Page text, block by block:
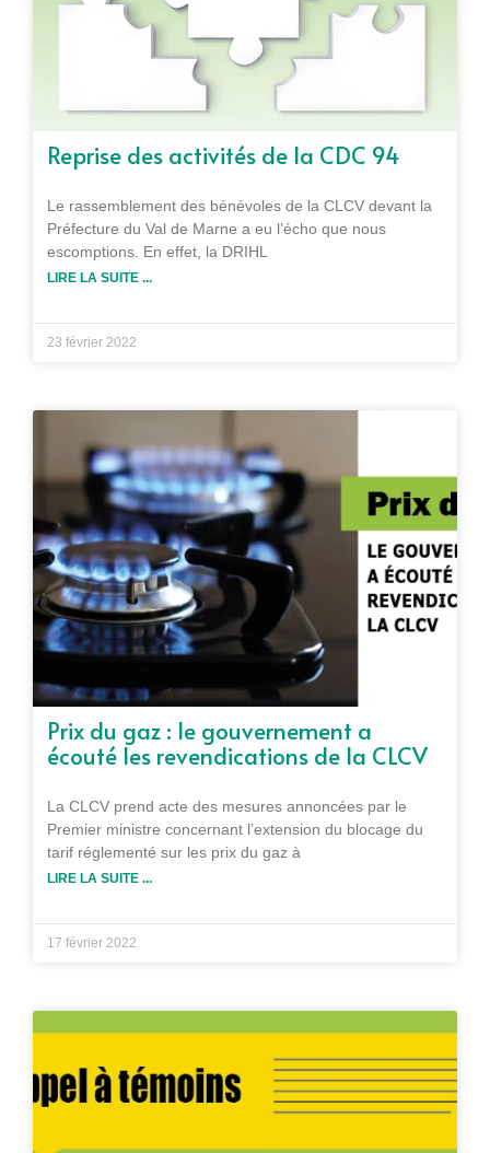
Reprise des activités de la CDC 94
Le rassemblement des bénévoles de la CLCV devant la
Préfecture du Val de Marne a eu l’écho que nous
escomptions. En effet, la DRIHL
LIRE LA SUITE ...
23 février 2022
Prix du gaz : le gouvernement a
écouté les revendications de la CLCV
La CLCV prend acte des mesures annoncées par le
Premier ministre concernant l’extension du blocage du
tarif réglementé sur les prix du gaz à
LIRE LA SUITE ...
17 février 2022